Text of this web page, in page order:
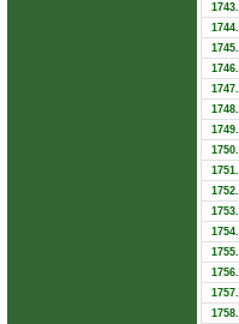
1743.
1744.
1745.
1746.
1747.
1748.
1749.
1750.
1751.
1752.
1753.
1754.
1755.
1756.
1757.
1758.